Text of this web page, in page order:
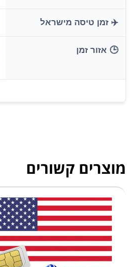
✈️ זמן טיסה מישראל
🕒 אזור זמן
מוצרים קשורים